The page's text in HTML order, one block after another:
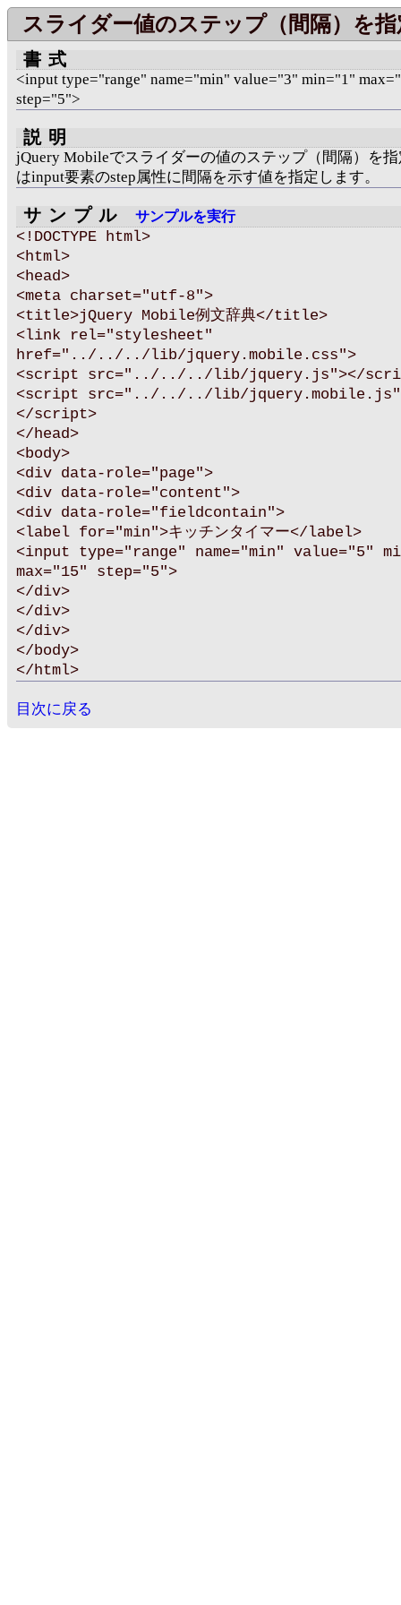
スライダー値のステップ（間隔）を
書式
<input type="range" name="min" value="3" min="1"
step="5">
説明
jQuery Mobileでスライダーの値のステップ（間隔）を
はinput要素のstep属性に間隔を示す値を指定します。
サンプル サンプルを実行
<!DOCTYPE html>
<html>
<head>
<meta charset="utf-8">
<title>jQuery Mobile例文辞典</title>
<link rel="stylesheet"
href="../../../lib/jquery.mobile.css">
<script src="../../../lib/jquery.js"></
<script src="../../../lib/
</script>
</head>
<body>
<div data-role="page">
<div data-role="content">
<div data-role="fieldcontain">
<label for="min">キッチンタイマー</label>
<input type="range" name="min" value="5"
max="15" step="5">
</div>
</div>
</div>
</body>
</html>
目次に戻る